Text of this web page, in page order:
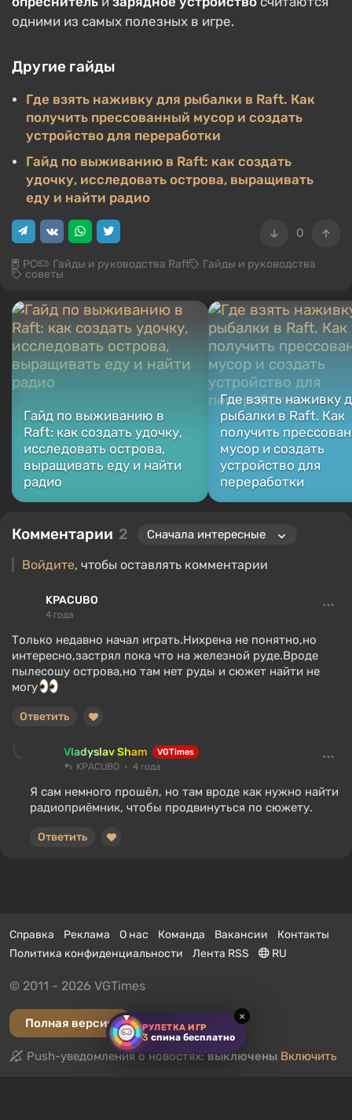
РУЛЕТКА ИГР
3 спина бесплатно
×
одними из самых полезных в игре.
Другие гайды
Где взять наживку для рыбалки в Raft. Как
получить прессованный мусор и создать
устройство для переработки
Гайд по выживанию в Raft: как создать
удочку, исследовать острова, выращивать
еду и найти радио
0
PC Гайды и руководства Raft Гайды и руководства
советы
Гайд по выживанию в
Raft: как создать удочку,
исследовать острова,
выращивать еду и найти
радио
Где взять наживку
рыбалки в Raft. Как
получить
мусор и создать
устройство для
переработки
Комментарии 2
Войдите, чтобы оставлять комментарии
KPACUBO
4 года
Только недавно начал играть.Нихрена не понятно,но
интересно,застрял пока что на железной руде.Вроде
пылесошу острова,но там нет руды и сюжет найти не
могу
Ответить
Vladyslav Sham VGTimes
KPACUBO 4 года
Я сам немного прошёл, но там вроде как нужно найти
радиоприёмник, чтобы продвинуться по сюжету.
Ответить
Справка Реклама О нас Команда Вакансии
Контакты
Политика конфиденциальности
Лента RSS RU
© 2011 - 2026 VGTimes
Полная версия
Push-уведомления о новостях:выключены Включить